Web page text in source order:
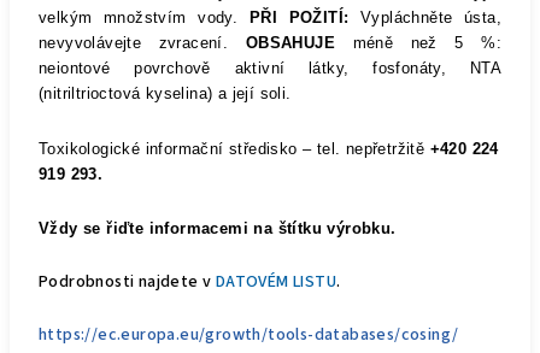
velkým množstvím vody.
PŘI POŽITÍ: Vypláchněte ústa,
nevyvolávejte zvracení. OBSAHUJE méně než 5 %:
neiontové povrchově aktivní látky, fosfonáty, NTA
(nitriltrioctová kyselina) a její soli.
Toxikologické informační středisko – tel. nepřetržitě +420 224
919 293.
Vždy se řiďte informacemi na štítku výrobku.
Podrobnosti najdete v DATOVÉM LISTU.
https://ec.europa.eu/growth/tools-databases/cosing/